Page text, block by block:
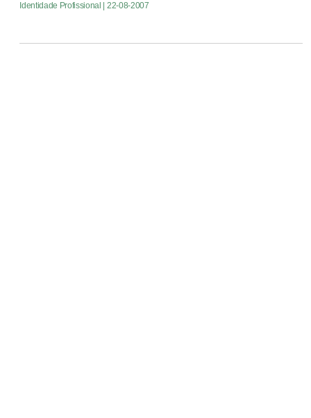
Identidade Profissional | 22-08-2007